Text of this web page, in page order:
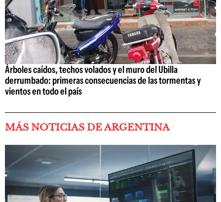
Árboles caídos, techos volados y el muro del Ubilla
derrumbado: primeras consecuencias de las tormentas y
vientos en todo el país
MÁS NOTICIAS DE ARGENTINA